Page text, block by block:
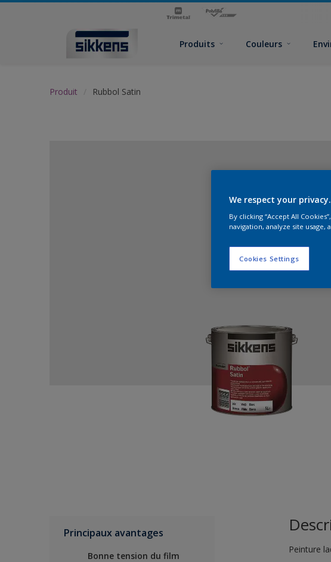
Produits Couleurs
Produit Rubbol Satin
Principaux avantages
Bonne tension du film
Peinture
We respect your privacy.
By clicking “Accept All
navigation, analyze site usage,
Cookies Settings